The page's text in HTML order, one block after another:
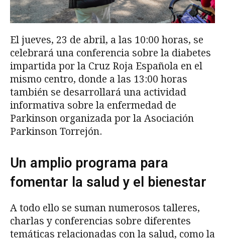
El jueves, 23 de abril, a las 10:00 horas, se
celebrará una conferencia sobre la diabetes
impartida por la Cruz Roja Española en el
mismo centro, donde a las 13:00 horas
también se desarrollará una actividad
informativa sobre la enfermedad de
Parkinson organizada por la Asociación
Parkinson Torrejón.
Un amplio programa para
fomentar la salud y el bienestar
A todo ello se suman numerosos talleres,
charlas y conferencias sobre diferentes
temáticas relacionadas con la salud, como la